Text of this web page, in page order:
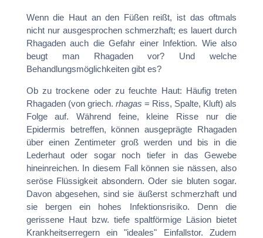
Wenn die Haut an den Füßen reißt, ist das oftmals
nicht nur ausgesprochen schmerzhaft; es lauert durch
Rhagaden auch die Gefahr einer Infektion. Wie also
beugt man Rhagaden vor? Und welche
Behandlungsmöglichkeiten gibt es?
Ob zu trockene oder zu feuchte Haut: Häufig treten
Rhagaden (von griech. rhagas = Riss, Spalte, Kluft) als
Folge auf. Während feine, kleine Risse nur die
Epidermis betreffen, können ausgeprägte Rhagaden
über einen Zentimeter groß werden und bis in die
Lederhaut oder sogar noch tiefer in das Gewebe
hineinreichen. In diesem Fall können sie nässen, also
seröse Flüssigkeit absondern. Oder sie bluten sogar.
Davon abgesehen, sind sie äußerst schmerzhaft und
sie bergen ein hohes Infektionsrisiko. Denn die
gerissene Haut bzw. tiefe spaltförmige Läsion bietet
Krankheitserregern ein "ideales" Einfallstor. Zudem